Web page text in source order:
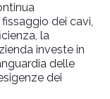
dei cavi,
la
investe in
delle
dei